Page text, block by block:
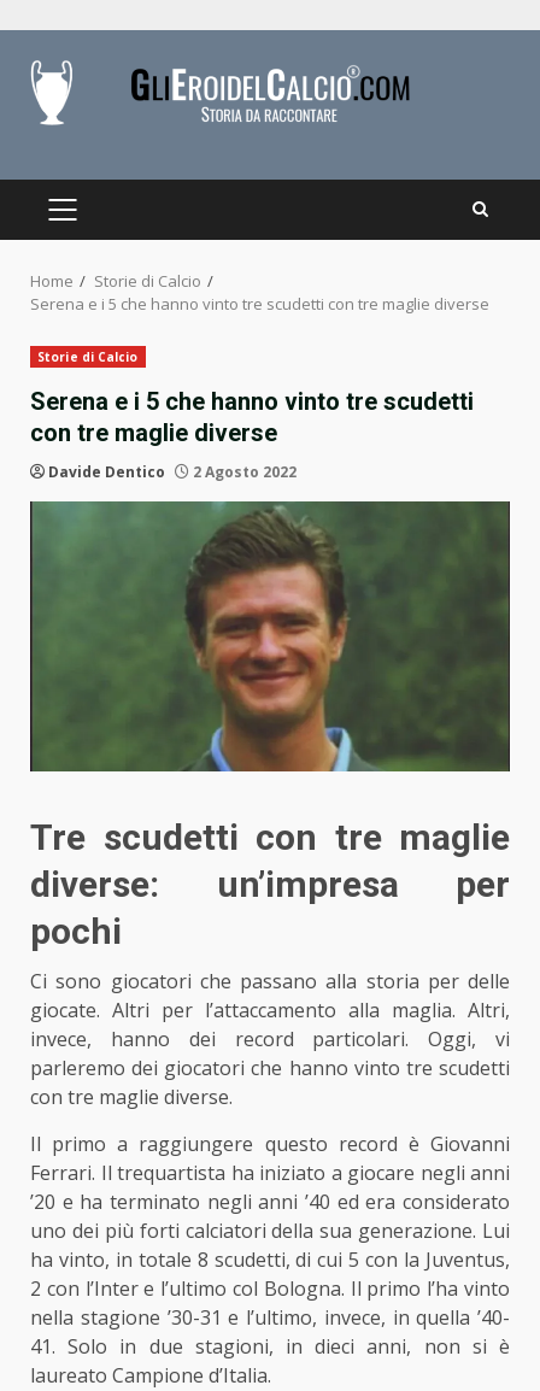
content
PRIMARY
Home
Storie di Calcio
Serena e i 5 che hanno vinto tre scudetti con tre maglie diverse
Storie di Calcio
Serena e i 5 che hanno vinto tre scudetti
con tre maglie diverse
Davide Dentico 2 Agosto 2022
Tre scudetti con tre maglie
diverse: un’impresa per
pochi
Ci sono giocatori che passano alla storia per delle
giocate. Altri per l’attaccamento alla maglia. Altri,
invece, hanno dei record particolari. Oggi, vi
parleremo dei giocatori che hanno vinto tre scudetti
con tre maglie diverse.
Il primo a raggiungere questo record è Giovanni
Ferrari. Il trequartista ha iniziato a giocare negli anni
’20 e ha terminato negli anni ’40 ed era considerato
uno dei più forti calciatori della sua generazione. Lui
ha vinto, in totale 8 scudetti, di cui 5 con la Juventus,
2 con l’Inter e l’ultimo col Bologna. Il primo l’ha vinto
nella stagione ’30-31 e l’ultimo, invece, in quella ’40-
41. Solo in due stagioni, in dieci anni, non si è
laureato Campione d’Italia.